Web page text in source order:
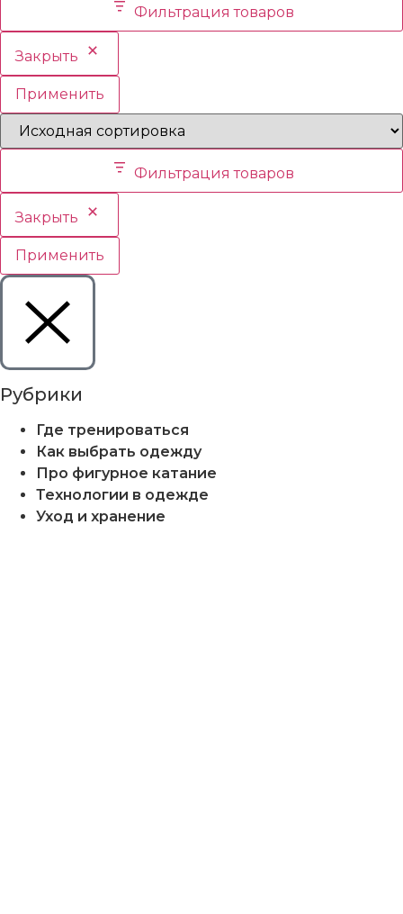
Фильтрация товаров
Закрыть
Применить
Фильтрация товаров
Закрыть
Применить
Рубрики
Где тренироваться
Как выбрать одежду
Про фигурное катание
Технологии в одежде
Уход и хранение